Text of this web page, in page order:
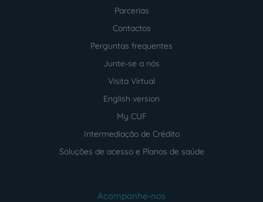
Parcerias
Contactos
Perguntas frequentes
Junte-se a nós
Visita Virtual
English version
My CUF
Intermediação de Crédito
Soluções de acesso e Planos de saúde
Acompanhe-nos